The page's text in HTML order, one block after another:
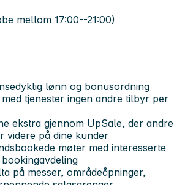
mellom 17:00--21:00)
lønn og bonusordning
tjenester ingen andre tilbyr per
ekstra gjennom UpSale, der andre
videre på dine kunder
møter med interesserte
på messer, områdeåpninger,